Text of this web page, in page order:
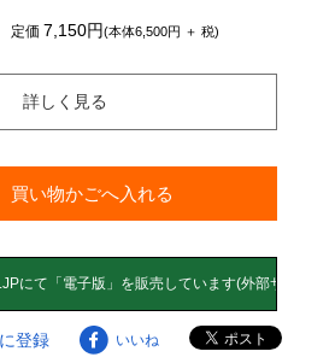
定価 7,150円(本体6,500円 ＋ 税)
詳しく見る
買い物かごへ入れる
登録 いいね